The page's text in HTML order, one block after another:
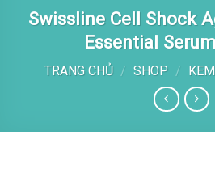
Swissline Cell Shock
Essential
TRANG CHỦ / SHOP /